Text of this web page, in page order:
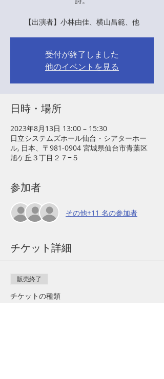
【出演者】小林由佳、横山昌範、他
受付が終了しました
他のイベントを見る
日時・場所
2023年8月13日 13:00 – 15:30
日立システムズホール仙台・シアターホー
ル, 日本、〒981-0904 宮城県仙台市青葉区
旭ケ丘３丁目２７−５
参加者
その他+11 名の参加者
チケット詳細
販売終了
チケットの種類